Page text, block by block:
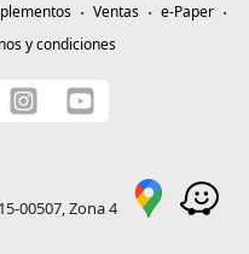
Ventas
e-Paper
y condiciones
00507, Zona 4